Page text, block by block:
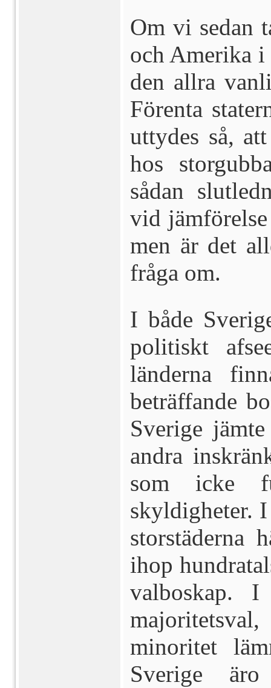
Om vi sedan
och Amerika i
den allra
Förenta
uttydes så,
hos
sådan
vid
men är det
fråga om.
I både
politiskt
länderna
beträffande
Sverige
andra
som icke
skyldigheter.
storstäderna
ihop
valboskap.
minoritet
Sverige